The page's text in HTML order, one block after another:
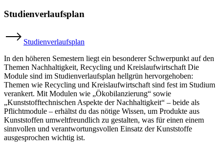
Studienverlaufsplan
Studienverlaufsplan
In den höheren Semestern liegt ein besonderer Schwerpunkt auf den
Themen Nachhaltigkeit, Recycling und Kreislaufwirtschaft Die
Module sind im Studienverlaufsplan hellgrün hervorgehoben:
Themen wie Recycling und Kreislaufwirtschaft sind fest im Studium
verankert. Mit Modulen wie „Ökobilanzierung“ sowie
„Kunststofftechnischen Aspekte der Nachhaltigkeit“ – beide als
Pflichtmodule – erhältst du das nötige Wissen, um Produkte aus
Kunststoffen umweltfreundlich zu gestalten, was für einen einem
sinnvollen und verantwortungsvollen Einsatz der Kunststoffe
ausgesprochen wichtig ist.